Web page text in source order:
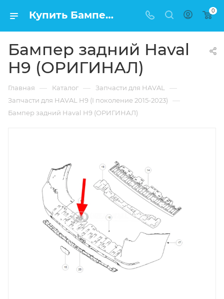
Купить Бампер задний Haval H9 (ОРИГИНАЛ) в Москве по низкой цене 0
Бампер задний Haval
H9 (ОРИГИНАЛ)
Главная — Каталог — Запчасти для HAVAL —
Запчасти для HAVAL H9 (I поколение 2015-2023) —
Бампер задний Haval H9 (ОРИГИНАЛ)